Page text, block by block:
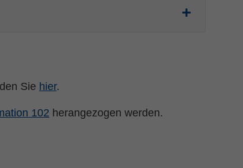
Sie hier.
102 herangezogen werden.